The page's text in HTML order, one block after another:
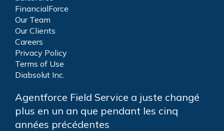
FinancialForce
Our Team
Our Clients
Careers
Privacy Policy
Terms of Use
Diabsolut Inc.
Agentforce Field Service a juste changé
plus en un an que pendant les cinq
années précédentes